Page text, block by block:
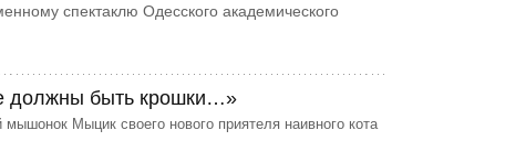
спектаклю Одесского академического
должны быть крошки…»
Мыцик своего нового приятеля наивного кота